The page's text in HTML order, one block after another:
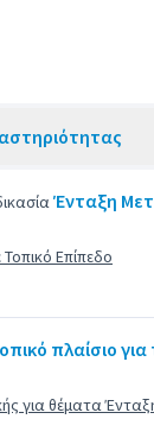
Ένταξη
Επίπεδο
πλαίσιο
για θέματα